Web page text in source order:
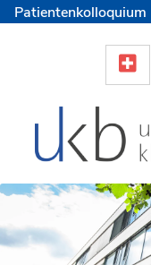
Patientenkolloquium
Helfen & Spenden